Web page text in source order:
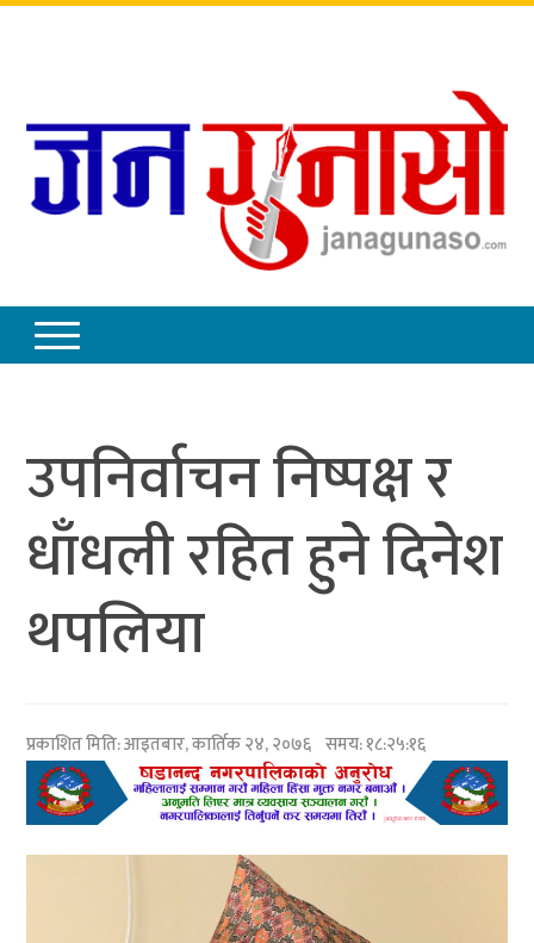
उपनिर्वाचन निष्पक्ष र
धाँधली रहित हुने दिनेश
थपलिया
प्रकाशित मिति:आइतबार, कार्तिक २४, २०७६ समय: १८:२५:१६